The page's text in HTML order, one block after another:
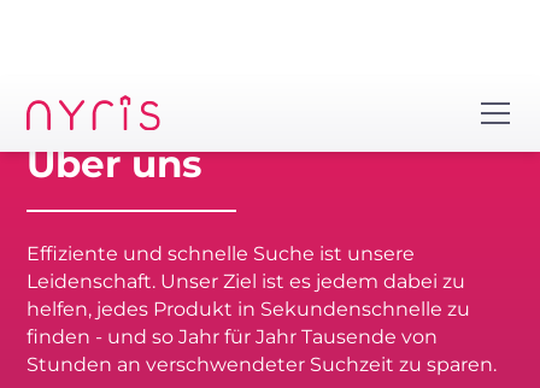
Über uns
Effiziente und schnelle Suche ist unsere
Leidenschaft. Unser Ziel ist es jedem dabei zu
helfen, jedes Produkt in Sekundenschnelle zu
finden - und so Jahr für Jahr Tausende von
Stunden an verschwendeter Suchzeit zu sparen.